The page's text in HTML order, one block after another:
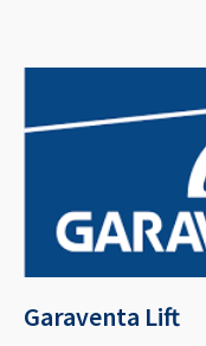
Garaventa Lift